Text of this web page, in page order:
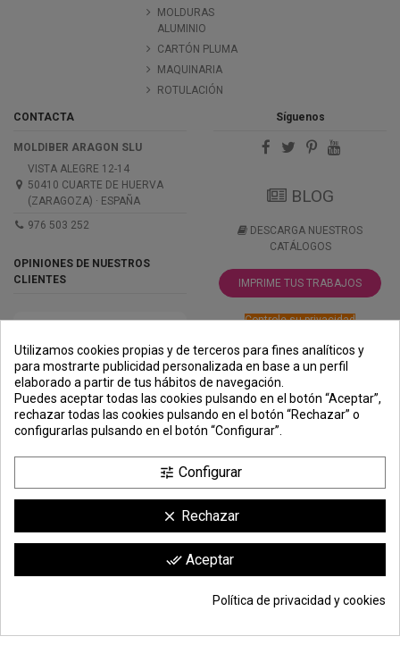
MOLDURAS
ALUMINIO
CARTÓN PLUMA
MAQUINARIA
ROTULACIÓN
CONTACTA
MOLDIBER ARAGON SLU
VISTA ALEGRE 12-14
50410 CUARTE DE HUERVA
(ZARAGOZA) · ESPAÑA
976 503 252
OPINIONES DE NUESTROS
CLIENTES
Síguenos
BLOG
DESCARGA NUESTROS
CATÁLOGOS
IMPRIME TUS TRABAJOS
Controle su privacidad
PREMIOS
METODOS
DE PAGO
ENVÍO
COMERCIO
SEGURO
clic aquí para mostrar el certificado.
Utilizamos cookies propias y de terceros para fines analíticos y
para mostrarte publicidad personalizada en base a un perfil
elaborado a partir de tus hábitos de navegación.
Puedes aceptar todas las cookies pulsando en el botón “Aceptar”,
rechazar todas las cookies pulsando en el botón “Rechazar” o
configurarlas pulsando en el botón “Configurar”.
tune Configurar
clear Rechazar
done_all Aceptar
Política de privacidad y cookies